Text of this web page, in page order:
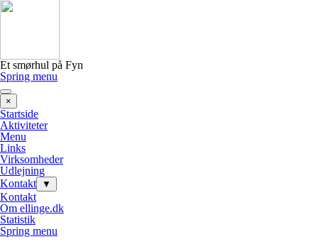
Et smørhul på Fyn
Spring menu
×
Startside
Aktiviteter
Menu
Links
Virksomheder
Udlejning
Kontakt
▼
Kontakt
Om ellinge.dk
Statistik
Spring menu